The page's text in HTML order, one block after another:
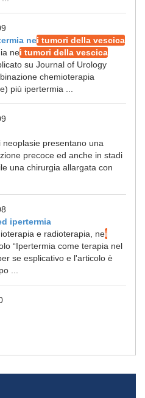
nei tumori della vescica
nei tumori della vescica
su Journal of Urology
chemioterapia
più ipertermia ...
neoplasie presentano una
precoce ed anche in stadi
una chirurgia allargata con
ipertermia
e radioterapia, nei
“Ipertermia come terapia nel
se esplicativo e l'articolo è
...